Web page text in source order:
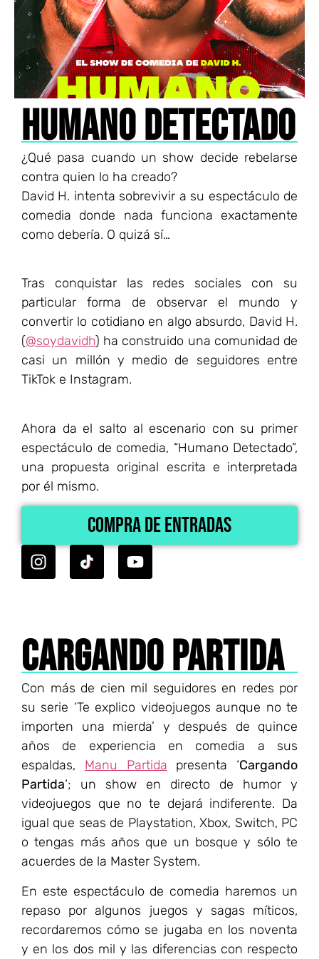
HUMANO DETECTADO
¿Qué pasa cuando un show decide rebelarse
contra quien lo ha creado?
David H. intenta sobrevivir a su espectáculo de
comedia donde nada funciona exactamente
como debería. O quizá sí…
Tras conquistar las redes sociales con su
particular forma de observar el mundo y
convertir lo cotidiano en algo absurdo, David H.
(@soydavidh) ha construido una comunidad de
casi un millón y medio de seguidores entre
TikTok e Instagram.
Ahora da el salto al escenario con su primer
espectáculo de comedia, “Humano Detectado”,
una propuesta original escrita e interpretada
por él mismo.
Compra de Entradas
CARGANDO PARTIDA
Con más de cien mil seguidores en redes por
su serie ‘Te explico videojuegos aunque no te
importen una mierda’ y después de quince
años de experiencia en comedia a sus
espaldas, Manu Partida presenta ‘Cargando
Partida‘; un show en directo de humor y
videojuegos que no te dejará indiferente. Da
igual que seas de Playstation, Xbox, Switch, PC
o tengas más años que un bosque y sólo te
acuerdes de la Master System.
En este espectáculo de comedia haremos un
repaso por algunos juegos y sagas míticos,
recordaremos cómo se jugaba en los noventa
y en los dos mil y las diferencias con respecto